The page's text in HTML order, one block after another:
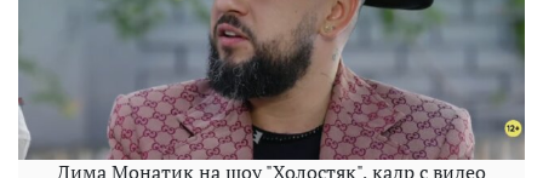
Дима Монатик на шоу "Холостяк", кадр с видео